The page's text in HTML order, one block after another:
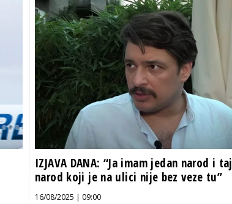
IZJAVA DANA: “Ja imam jedan narod i taj
narod koji je na ulici nije bez veze tu”
16/08/2025 | 09:00